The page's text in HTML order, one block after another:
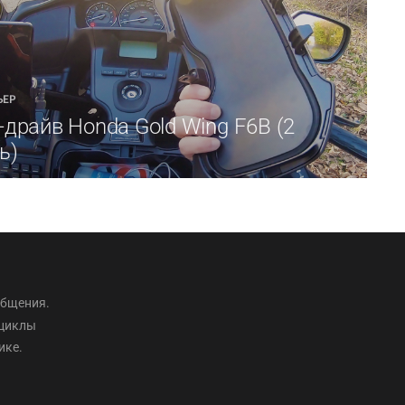
драйв Honda Gold Wing F6B (2